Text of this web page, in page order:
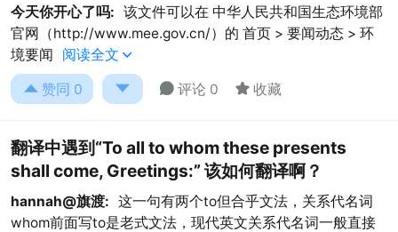
今天你开心了吗: 该文件可以在 中华人民共和国生态环境部
官网（http://www.mee.gov.cn/）的 首页 > 要闻动态 > 环
境要闻
阅读全文 
 赞同 0   评论 0  收藏
翻译中遇到“To all to whom these presents
shall come, Greetings:” 该如何翻译啊？
hannah@旗渡: 这一句有两个to但合乎文法，关系代名词
whom前面写to是老式文法，现代英文关系代名词一般直接